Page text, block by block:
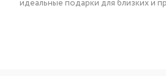
идеальные подарки для близких и